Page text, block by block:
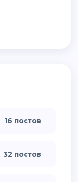
16 постов
32 постов